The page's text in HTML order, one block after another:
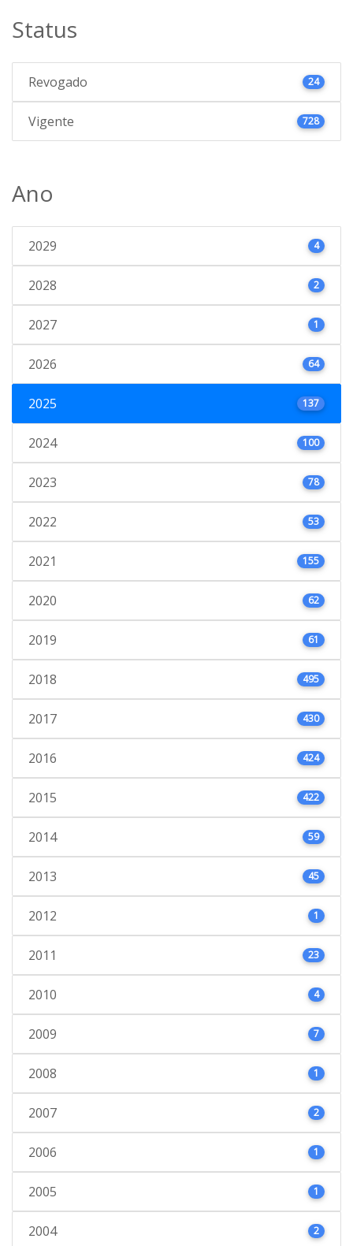
Status
Revogado 24
Vigente 728
Ano
2029 4
2028 2
2027 1
2026 64
2025 137
2024 100
2023 78
2022 53
2021 155
2020 62
2019 61
2018 495
2017 430
2016 424
2015 422
2014 59
2013 45
2012 1
2011 23
2010 4
2009 7
2008 1
2007 2
2006 1
2005 1
2004 2